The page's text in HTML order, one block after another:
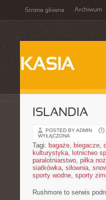
Strona główna Archiwum
KASIA
ISLANDIA
POSTED BY ADMIN
WYŁĄCZONA
Tagi: bagaże, biegacze,
kulturystyka, lotnictwo
paralotniarstwo, piłka
siatkówka, siłownia,
sporty wodne, sporty
Rushmore to serwis